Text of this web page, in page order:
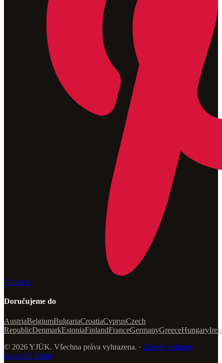
Pinterest
Doručujeme do
AustriaBelgiumBulgariaCroatiaCyprusCzech
RepublicDenmarkEstoniaFinlandFranceGermanyGreeceHungary
© 2026 YJÜK. Všechna práva vyhrazena. · Zásady ochrany
osobních údajů